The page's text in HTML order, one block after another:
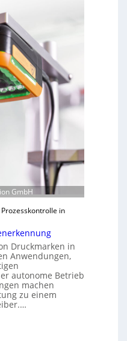
GmbH
in
Druckmarken in
Anwendungen,
autonome Betrieb
machen
zu einem